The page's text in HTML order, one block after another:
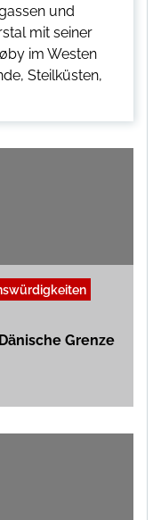
und
mit seiner
im Westen
Steilküsten,
Grenze